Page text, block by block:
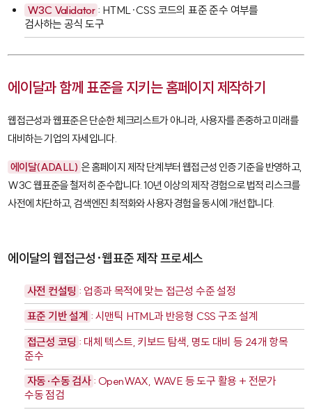
W3C Validator : HTML·CSS 코드의 표준 준수 여부를
검사하는 공식 도구
에이달과 함께 표준을 지키는 홈페이지 제작하기
웹접근성과 웹표준은 단순한 체크리스트가 아니라, 사용자를 존중하고 미래를
대비하는 기업의 자세입니다.
에이달(ADALL) 은 홈페이지 제작 단계부터 웹접근성 인증 기준을 반영하고,
W3C 웹표준을 철저히 준수합니다. 10년 이상의 제작 경험으로 법적 리스크를
사전에 차단하고, 검색엔진 최적화와 사용자 경험을 동시에 개선합니다.
에이달의 웹접근성·웹표준 제작 프로세스
사전 컨설팅 : 업종과 목적에 맞는 접근성 수준 설정
표준 기반 설계 : 시맨틱 HTML과 반응형 CSS 구조 설계
접근성 코딩 : 대체 텍스트, 키보드 탐색, 명도 대비 등 24개 항목
준수
자동·수동 검사 : OpenWAX, WAVE 등 도구 활용 + 전문가
수동 점검